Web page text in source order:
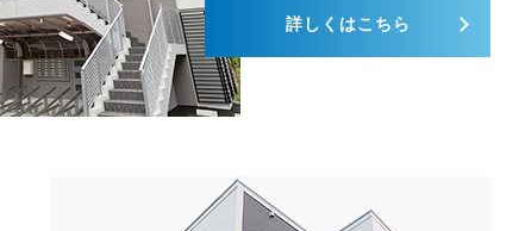
詳しくはこちら